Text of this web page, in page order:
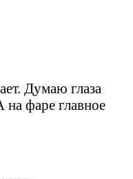
Думаю глаза
на фаре главное